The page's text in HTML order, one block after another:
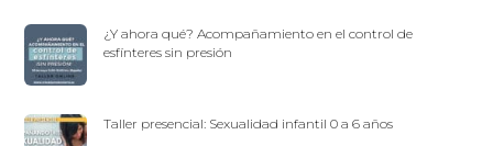
¿Y ahora qué? Acompañamiento en el control de
esfínteres sin presión
Taller presencial: Sexualidad infantil 0 a 6 años